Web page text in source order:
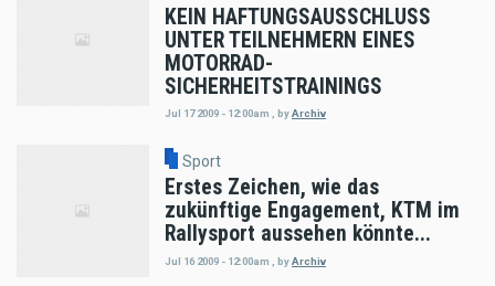
KEIN HAFTUNGSAUSSCHLUSS
UNTER TEILNEHMERN EINES
MOTORRAD-
SICHERHEITSTRAININGS
Jul 17 2009 - 12:00am byArchiv
Sport
Erstes Zeichen, wie das
zukünftige Engagement, KTM im
Rallysport aussehen könnte...
Jul 16 2009 - 12:00am byArchiv